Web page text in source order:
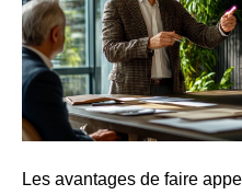
Les avantages de faire